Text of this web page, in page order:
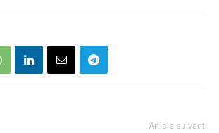
Article suivant